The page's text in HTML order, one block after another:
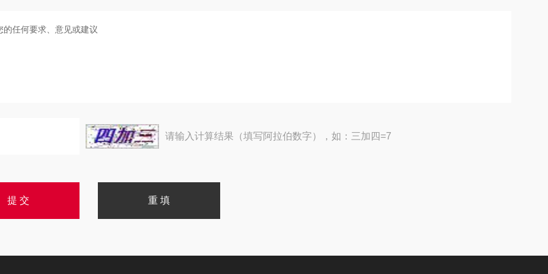
请输入计算结果（填写阿拉伯数字），如：三加四=7